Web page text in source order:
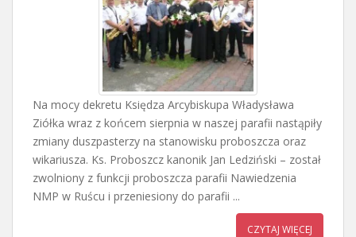
Na mocy dekretu Księdza Arcybiskupa Władysława
Ziółka wraz z końcem sierpnia w naszej parafii nastąpiły
zmiany duszpasterzy na stanowisku proboszcza oraz
wikariusza. Ks. Proboszcz kanonik Jan Ledziński – został
zwolniony z funkcji proboszcza parafii Nawiedzenia
NMP w Ruścu i przeniesiony do parafii ...
CZYTAJ WIĘCEJ